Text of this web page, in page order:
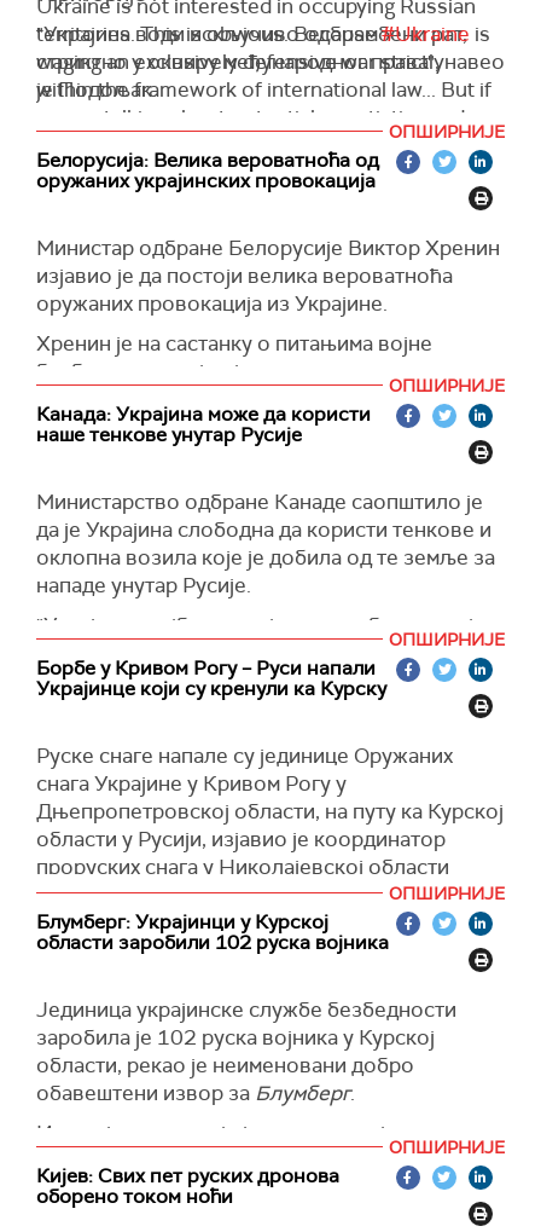
"Украјина води искључиво одбрамбени рат,
стриктно у оквиру међународног права", навео
је Подољак.
Напоменуо је и да ће се потенцијални
преговори водити искључиво под украјинским
условима, као и да Украјина неће молити за
"Осим економских и дипломатских, ово је и
војно оруђе. Морамо да нанесемо значајне
тактичке поразе Русији", истакао је Подољак.
(X)
Ukraine is not interested in occupying Russian
territories. This is obvious. Because#Ukraine is
waging an exclusively defensive war strictly
within the framework of international law... But if
we are talking about potential negotiations – I
emphasize potential – we will have to…
— Михайло Подоляк (@Podolyak_M)August 16, 2024
ОПШИРНИЈЕ
Белорусијa: Велика вероватноћа од
оружаних украјинских провокација
Министар одбране Белорусије Виктор Хренин
изјавио је да постоји велика вероватноћа
оружаних провокација из Украјине.
Хренин је на састанку о питањима војне
безбедности, којем је присуствовао
председник Белорусије Александар
Лукашенко и највиши војни и безбедносни
званичници, рекао да украјинска страна
беспилотним летелицама, уз покушаје да
наруши белоруски ваздушни простор, преноси
Белта.
"С обзиром на присуство украјинских
оружаних формација у пограничним
областима, остаје велика вероватноћа
припреме и извођења оружаних провокација
(Reuters)
ОПШИРНИЈЕ
Канада: Украјина може да користи
наше тенкове унутар Русије
Министарство одбране Канаде саопштило је
да је Украјина слободна да користи тенкове и
оклопна возила које је добила од те земље за
нападе унутар Русије.
"Украјинци најбоље знају како да бране своју
домовину. Канада не поставља географска
ограничења на употребу војне опреме коју
донира Украјини", изјавила је портпаролка
Пулен.
(CBS)
ОПШИРНИЈЕ
Борбе у Кривом Рогу – Руси напали
Украјинце који су кренули ка Курску
Руске снаге напале су јединице Оружаних
снага Украјине у Кривом Рогу у
Дњепропетровској области, на путу ка Курској
области у Русији, изјавио је координатор
проруских снага у Николајевској области
Сергеј Лебедев.
Лебедев је заРИА Новостинавео да је
погођено складиште муниције и воз са
Према његовим речима, руски ракетни
системи два пута су синоћ погодили подручје
железничке станице у близини Кривог Рога,
што је изазвало експлозије и пожар.
(Танјуг)
ОПШИРНИЈЕ
Блумберг: Украјинци у Курској
области заробили 102 руска војника
Јединица украјинске службе безбедности
заробила је 102 руска војника у Курској
области, рекао је неименовани добро
обавештени извор за Блумберг.
Извор је навео да је јединица украјинске
службе безбедности која делује у области
Курска заробила 102 руска војника у великом
подземном комплексу, где су имали довољне
ОПШИРНИЈЕ
Кијев: Свих пeт руских дронова
оборено током ноћи